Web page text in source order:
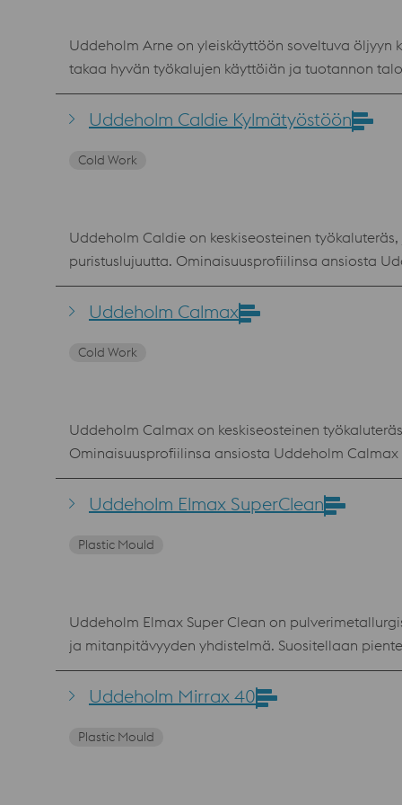
Uddeholm Arne on yleiskäyttöön soveltuva öljyyn
takaa hyvän työkalujen käyttöiän ja tuotannon taloudellisuuden. Edut hyvä työstettävyys hyvä mittatarkkuus
yhdistelmä
Uddeholm Caldie Kylmätyöstöön
Cold Work
Uddeholm Caldie on keskiseosteinen
puristuslujuutta. Ominaisuusprofiilinsa ansiosta
muovaukseen. Edut Uddeholm Caldie on erittäin käyttökelpoinen vaativissa kylmätyösovelluksissa, joissa on ankarat vaatimuksen lohkeilunkestävyyden ja
puristuslujuuden osalta. Uddeholm Caldien
virheiden pienempi todennäköisyys pienentää
yksinkertaistaminen pienentää kunnossapidosta
Uddeholm Calmax
Cold Work
Uddeholm Calmax on keskiseosteinen
Ominaisuusprofiilinsa ansiosta Uddeholm Calmax on kestävä
käyttökelpoinen vaativissa
kunnossapidosta ja tuotantokatkoksista johtuvia
tuotantokatkoksista johtuvia kustannuksia ja
Uddeholm Elmax SuperClean
Plastic Mould
Uddeholm Elmax Super Clean on
ja mitanpitävyyden yhdistelmä. Suositellaan
heikkoon korroosionkestävyyteen ja päinvastoin.
yhdistelmä jauhemetallurgiaan perustuvan
huoltoa vaativia muotteja, jotka takaavat parhaan mahdollisen
vähentää painaumia Vähemmän muottien
Uddeholm Mirrax 40
Plastic Mould